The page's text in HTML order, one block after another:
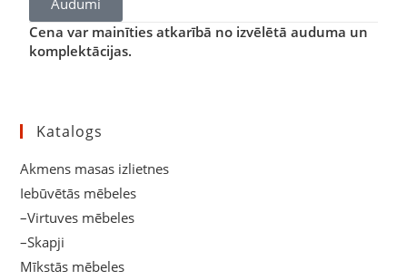
Cena var mainīties atkarībā no izvēlētā auduma un
komplektācijas.
Katalogs
Akmens masas izlietnes
Iebūvētās mēbeles
–Virtuves mēbeles
–Skapji
Mīkstās mēbeles